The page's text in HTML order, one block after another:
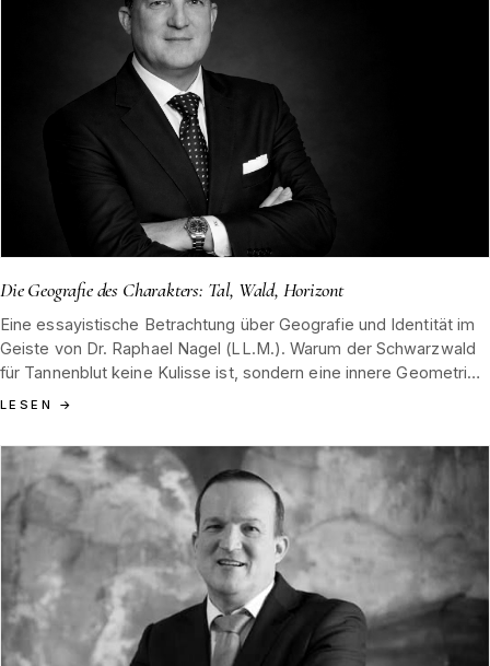
Die Geografie des Charakters: Tal, Wald, Horizont
Eine essayistische Betrachtung über Geografie und Identität im
Geiste von Dr. Raphael Nagel (LL.M.). Warum der Schwarzwald
für Tannenblut keine Kulisse ist, sondern eine innere Geometrie,
die Maß, Zurückhaltung und Dauer vorschreibt.
LESEN →